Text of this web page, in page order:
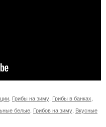
, Грибы на зиму, Грибы в банках,
белые, Грибов на зиму, Вкусные